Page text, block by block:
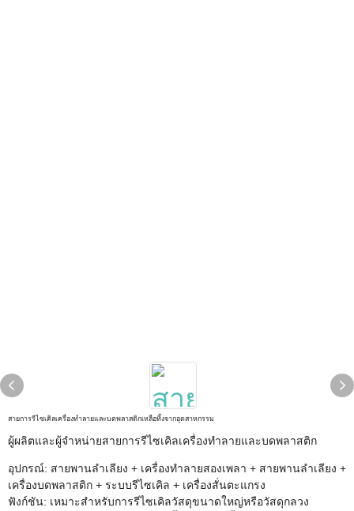
สายการรีไซเคิลเครื่องทำลายและบดพลาสติกเหลือทิ้งจากอุตสาหกรรม
ผู้ผลิตและผู้จำหน่ายสายการรีไซเคิลเครื่องทำลายและบดพลาสติก
อุปกรณ์: สายพานลำเลียง + เครื่องทำลายสองเพลา + สายพานลำเลียง +
เครื่องบดพลาสติก + ระบบรีไซเคิล + เครื่องสั่นตะแกรง
ฟังก์ชัน: เหมาะสำหรับการรีไซเคิลวัสดุขนาดใหญ่หรือวัสดุกลวง